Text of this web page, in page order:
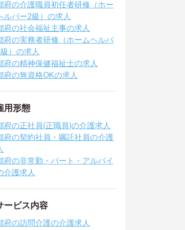
府の介護職員初任者研修（ホー
ルパー2級）の求人
府の社会福祉主事の求人
府の実務者研修（ホームヘルパ
）の求人
府の精神保健福祉士の求人
府の無資格OKの求人
用形態
府の正社員(正職員)の介護求人
府の契約社員・嘱託社員の介護
府の非常勤・パート・アルバイ
介護求人
ービス内容
府の訪問介護の介護求人